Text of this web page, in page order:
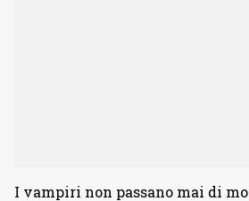
I vampiri non passano mai di